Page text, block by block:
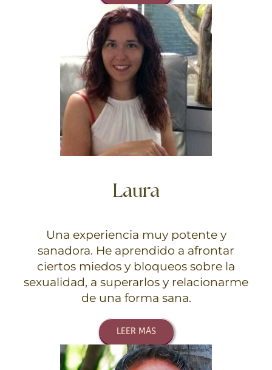
Laura
Una experiencia muy potente y
sanadora. He aprendido a afrontar
ciertos miedos y bloqueos sobre la
sexualidad, a superarlos y relacionarme
de una forma sana.
LEER MÁS